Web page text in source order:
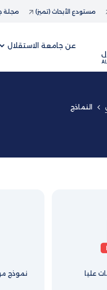
مستودع الأبحاث (تميز) مجلة
عن جامعة الاستقلال
النماذج
عليا نموذج